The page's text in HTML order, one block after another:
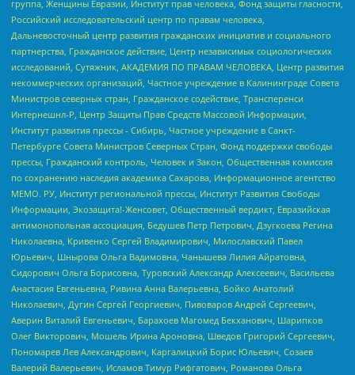
группа, Женщины Евразии, Институт прав человека, Фонд защиты гласности,
Российский исследовательский центр по правам человека,
Дальневосточный центр развития гражданских инициатив и социального
партнерства, Гражданское действие, Центр независимых социологических
исследований, Сутяжник, АКАДЕМИЯ ПО ПРАВАМ ЧЕЛОВЕКА, Центр развития
некоммерческих организаций, Частное учреждение в Калининграде Совета
Министров северных стран, Гражданское содействие, Трансперенси
Интернешнл-Р, Центр Защиты Прав Средств Массовой Информации,
Институт развития прессы - Сибирь, Частное учреждение в Санкт-
Петербурге Совета Министров Северных Стран, Фонд поддержки свободы
прессы, Гражданский контроль, Человек и Закон, Общественная комиссия
по сохранению наследия академика Сахарова, Информационное агентство
МЕМО. РУ, Институт региональной прессы, Институт Развития Свободы
Информации, Экозащита!-Женсовет, Общественный вердикт, Евразийская
антимонопольная ассоциация, Бедушев Петр Петрович, Дзугкоева Регина
Николаевна, Кривенко Сергей Владимирович, Милославский Павел
Юрьевич, Шнырова Ольга Вадимовна, Чанышева Лилия Айратовна,
Сидорович Ольга Борисовна, Туровский Александр Алексеевич, Васильева
Анастасия Евгеньевна, Ривина Анна Валерьевна, Бойко Анатолий
Николаевич, Дугин Сергей Георгиевич, Пивоваров Андрей Сергеевич,
Аверин Виталий Евгеньевич, Барахоев Магомед Бекханович, Шарипков
Олег Викторович, Мошель Ирина Ароновна, Шведов Григорий Сергеевич,
Пономарев Лев Александрович, Каргалицкий Борис Юльевич, Созаев
Валерий Валерьевич, Исламов Тимур Рифгатович, Романова Ольга